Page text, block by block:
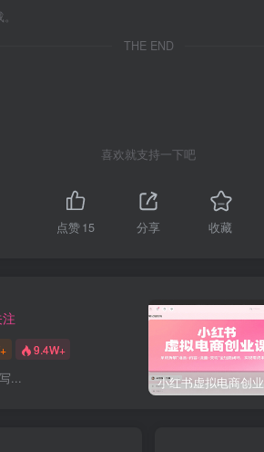
THE END
喜欢就支持一下吧
点赞15 分享 收藏
9.4W+
...